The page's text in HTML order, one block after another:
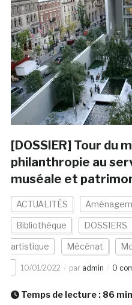
[DOSSIER] Tour du
philanthropie au
muséale et
ACTUALITÉS
Bibliothèque DOSSIERS
artistique Mécénat
10/01/2022 par admin 0
Temps de lecture : 86 min